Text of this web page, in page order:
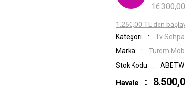
1.250,00 TL den
Kategori
Tv
Marka
Turem
Stok Kodu
Havale